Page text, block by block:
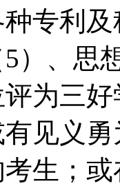
种专利
、思想
为三
见义
考生；